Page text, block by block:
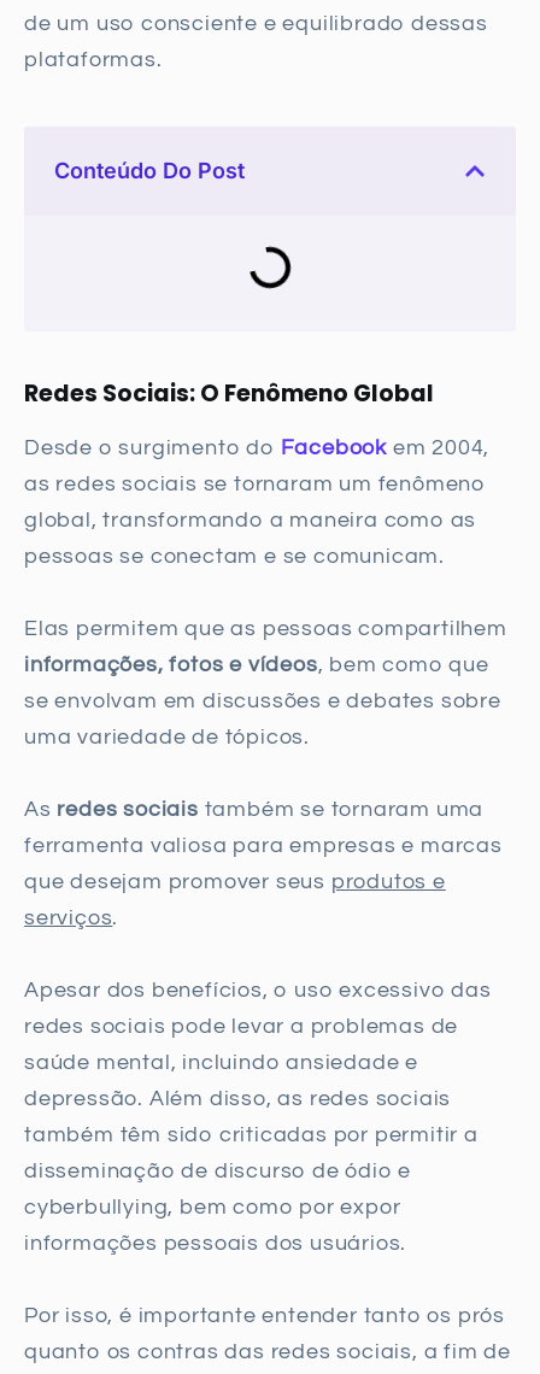
de um uso consciente e equilibrado dessas
plataformas.
Conteúdo Do Post
Redes Sociais: O Fenômeno Global
Desde o surgimento do Facebook em 2004,
as redes sociais se tornaram um fenômeno
global, transformando a maneira como as
pessoas se conectam e se comunicam.
Elas permitem que as pessoas compartilhem
informações, fotos e vídeos, bem como que
se envolvam em discussões e debates sobre
uma variedade de tópicos.
As redes sociais também se tornaram uma
ferramenta valiosa para empresas e marcas
que desejam promover seus produtos e
serviços.
Apesar dos benefícios, o uso excessivo das
redes sociais pode levar a problemas de
saúde mental, incluindo ansiedade e
depressão. Além disso, as redes sociais
também têm sido criticadas por permitir a
disseminação de discurso de ódio e
cyberbullying, bem como por expor
informações pessoais dos usuários.
Por isso, é importante entender tanto os prós
quanto os contras das redes sociais, a fim de